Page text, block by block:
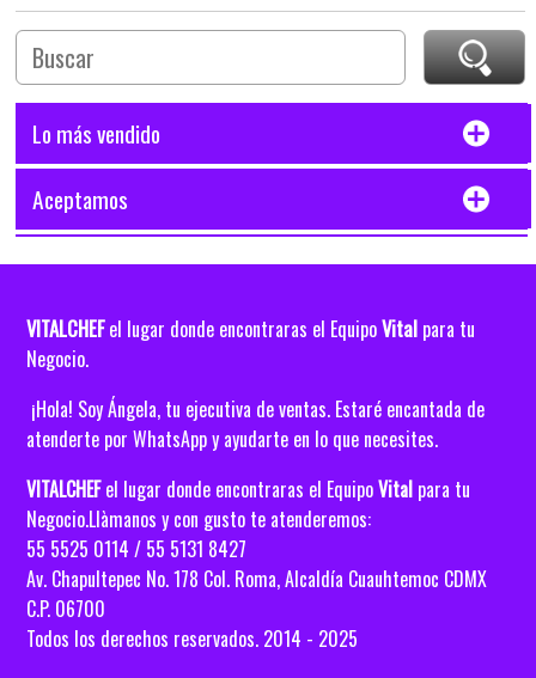
Lo más vendido
Aceptamos
VITALCHEFel lugar donde encontraras el EquipoVital para tu
Negocio.
¡Hola! Soy Ángela, tu ejecutiva de ventas. Estaré encantada de
atenderte por WhatsApp y ayudarte en lo que necesites.
VITALCHEFel lugar donde encontraras el EquipoVital para tu
Negocio.Llàmanos y con gusto te atenderemos:
55 5525 0114 / 55 5131 8427
Av. Chapultepec No. 178 Col. Roma, Alcaldía Cuauhtemoc CDMX
C.P. 06700
Todos los derechos reservados. 2014 - 2025